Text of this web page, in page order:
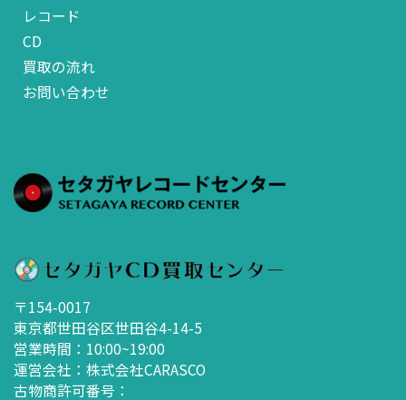
レコード
CD
買取の流れ
お問い合わせ
〒154-0017
東京都世田谷区世田谷4-14-5
営業時間：10:00~19:00
運営会社：株式会社CARASCO
古物商許可番号：